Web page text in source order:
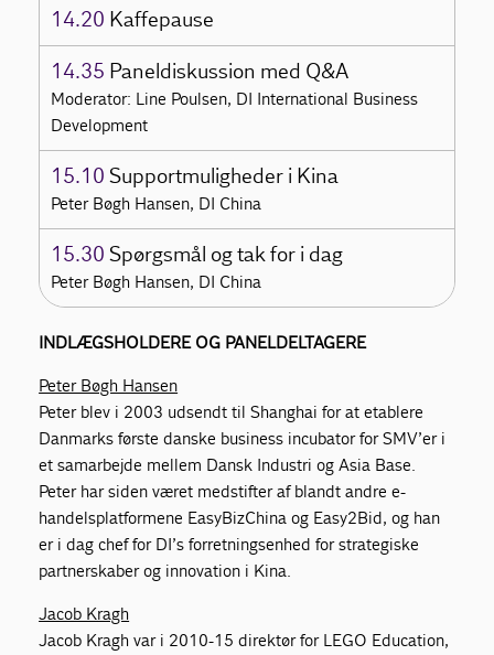
14.20 Kaffepause
14.35 Paneldiskussion med Q&A
Moderator: Line Poulsen, DI International Business
Development
15.10 Supportmuligheder i Kina
Peter Bøgh Hansen, DI China
15.30 Spørgsmål og tak for i dag
Peter Bøgh Hansen, DI China
INDLÆGSHOLDERE OG PANELDELTAGERE
Peter Bøgh Hansen
Peter blev i 2003 udsendt til Shanghai for at etablere
Danmarks første danske business incubator for SMV’er i
et samarbejde mellem Dansk Industri og Asia Base.
Peter har siden været medstifter af blandt andre e-
handelsplatformene EasyBizChina og Easy2Bid, og han
er i dag chef for DI’s forretningsenhed for strategiske
partnerskaber og innovation i Kina.
Jacob Kragh
Jacob Kragh var i 2010-15 direktør for LEGO Education,